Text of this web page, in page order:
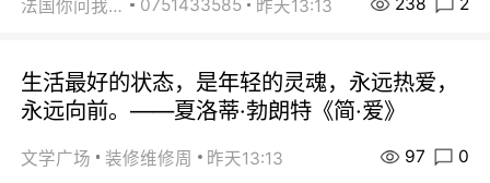
法国你问我答 0751433585 昨天13:13 238 2
生活最好的状态，是年轻的灵魂，永远热爱，
永远向前。——夏洛蒂·勃朗特《简·爱》
文学广场 装修维修周 昨天13:13 97 0